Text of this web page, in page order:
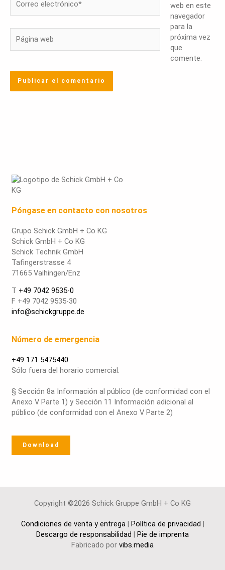
electrónico*
web
web en este
navegador
para la
próxima vez
que
comente.
Póngase en contacto con nosotros
Grupo Schick GmbH + Co KG
Schick GmbH + Co KG
Schick Technik GmbH
Tafingerstrasse 4
71665 Vaihingen/Enz
T +49 7042 9535-0
F +49 7042 9535-30
info@schickgruppe.de
Número de emergencia
+49 171 5475440
Sólo fuera del horario comercial.
§ Sección 8a Información al público (de conformidad con el
Anexo V Parte 1) y Sección 11 Información adicional al
público (de conformidad con el Anexo V Parte 2)
Download
Copyright ©2026 Schick Gruppe GmbH + Co KG
Condiciones de venta y entrega| Política de privacidad
Descargo de responsabilidad
Pie de imprenta
Fabricado por vibs.media